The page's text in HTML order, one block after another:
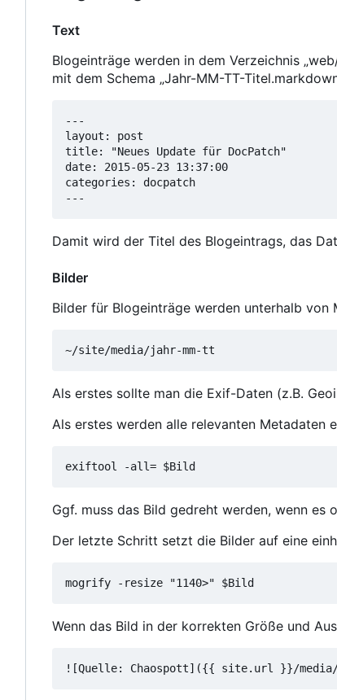
Text
Blogeinträge werden in dem Verzeichnis
mit dem Schema „Jahr-MM-TT-
---
layout: post
title: "Neues Update für DocPatch"
date: 2015-05-23 13:37:00
categories: docpatch
---
Damit wird der Titel des Blogeintrags, das
Bilder
Bilder für Blogeinträge werden unterhalb von
Als erstes sollte man die Exif-Daten (z.B.
Als erstes werden alle relevanten Metadaten
Ggf. muss das Bild gedreht werden, wenn
Der letzte Schritt setzt die Bilder auf eine
Wenn das Bild in der korrekten Größe und